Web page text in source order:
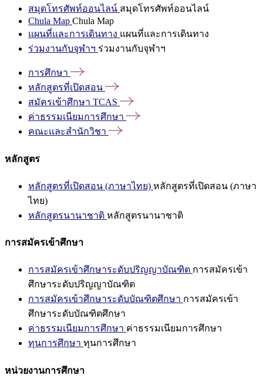
สมุดโทรศัพท์ออนไลน์ สมุดโทรศัพท์ออนไลน์
Chula Map Chula Map
แผนที่และการเดินทาง แผนที่และการเดินทาง
ร่วมงานกับจุฬาฯ ร่วมงานกับจุฬาฯ
การศึกษา
หลักสูตรที่เปิดสอน
สมัครเข้าศึกษา TCAS
ค่าธรรมเนียมการศึกษา
คณะและสำนักวิชา
หลักสูตร
หลักสูตรที่เปิดสอน (ภาษาไทย) หลักสูตรที่เปิดสอน (ภาษา
ไทย)
หลักสูตรนานาชาติ หลักสูตรนานาชาติ
การสมัครเข้าศึกษา
การสมัครเข้าศึกษาระดับปริญญาบัณฑิต การสมัครเข้า
ศึกษาระดับปริญญาบัณฑิต
การสมัครเข้าศึกษาระดับบัณฑิตศึกษา การสมัครเข้า
ศึกษาระดับบัณฑิตศึกษา
ค่าธรรมเนียมการศึกษา ค่าธรรมเนียมการศึกษา
ทุนการศึกษา ทุนการศึกษา
หน่วยงานการศึกษา